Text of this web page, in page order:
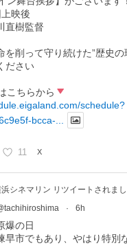
映後
直樹監督
を削って守り続けた”歴史の
ださい
こちらから
schedule?
bcca-...
11 X
シネマリン リツイートされま
· 6h
爆の日
早市でもあり、やはり特別